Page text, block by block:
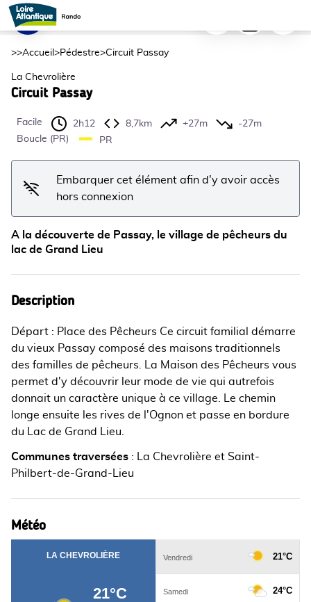
Circuit Passay
Voir l'image en plein écran
>>Accueil >Pédestre>Circuit Passay
La Chevrolière
Circuit Passay
Facile 2h12 8,7km +27m
-27m
Boucle (PR)
PR
Embarquer cet élément afin d'y avoir accès
hors connexion
A la découverte de Passay, le village de pêcheurs du
lac de Grand Lieu
Description
Départ : Place des Pêcheurs Ce circuit familial démarre
du vieux Passay composé des maisons traditionnels
des familles de pêcheurs. La Maison des Pêcheurs vous
permet d'y découvrir leur mode de vie qui autrefois
donnait un caractère unique à ce village. Le chemin
longe ensuite les rives de l'Ognon et passe en bordure
du Lac de Grand Lieu.
Communes traversées :
La Chevrolière et Saint-
Philbert-de-Grand-Lieu
Météo